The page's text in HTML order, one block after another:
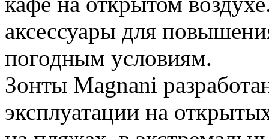
аксессуары для
погодным условиям.
Зонты Magnani
эксплуатации на